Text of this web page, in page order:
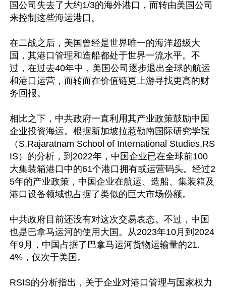
国公司失去了大约1/3的海外港口，而转由美国公司
来控制这些海运港口。
在二战之后，美国曾经是世界唯一的海洋超级大
国，其港口管理和造船都处于世界一流水平。不
过，在过去40年中，美国公司逐步退出全球的航运
和港口运营，而转而在价值链更上游寻找更高的财
务回报。
相比之下，中共政府一直利用其产业政策鼓励中国
企业投资海运。根据新加坡拉惹勒南国际研究学院
（S.Rajaratnam School of International Studies,RS
IS）的分析，到2022年，中国企业已在全球前100
大集装箱港口中的61个港口拥有或运营码头。经过2
5年的产业政策，中国企业在航运、造船、集装箱及
港口设备领域也占据了类似的巨大市场份额。
中共政府目前还没有对这次交易表态。不过，中国
也是巴拿马运河的使用大国。从2023年10月到2024
年9月，中国占据了巴拿马运河货物运输量的21.
4%，仅次于美国。
RSIS的分析指出，关于企业对港口管理与国家权力